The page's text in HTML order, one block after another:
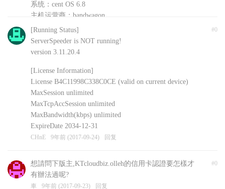
系统：cent OS 6.8
主机运营商：bandwagon
安装的其他软件：shadowsockR
CHnE 9年前 (2017-09-24) 回复
#0
[Running Status]
ServerSpeeder is NOT running!
version 3.11.20.4
[License Information]
License B4C11998C338C0CE (valid on current device)
MaxSession unlimited
MaxTcpAccSession unlimited
MaxBandwidth(kbps) unlimited
ExpireDate 2034-12-31
CHnE 9年前 (2017-09-24) 回复
#0
想請問下版主,KTcloudbiz.olleh的信用卡認證要怎樣才
有辦法過呢?
車 9年前 (2017-09-23) 回复